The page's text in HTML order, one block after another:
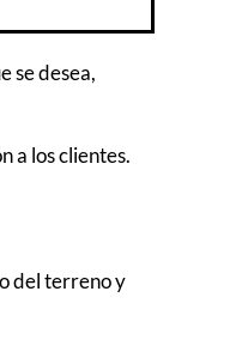
se desea,
a los clientes.
del terreno y